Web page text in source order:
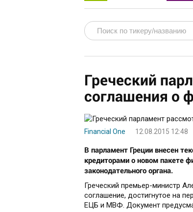
Греческий
соглашения о
Financial One 12.08.2015 12:48
В парламент Греции внесен
кредиторами о новом пакете
законодательного органа.
Греческий премьер-министр
соглашение, достигнутое на
ЕЦБ и МВФ. Документ